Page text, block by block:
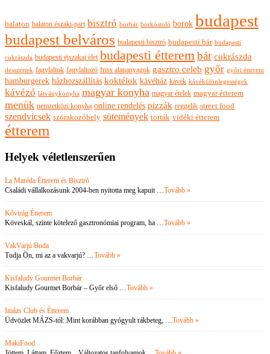
balaton balaton északi-part bisztró borbár borkóstoló borok budapest
budapest belváros budapesti bisztró budapesti bár budapesti
cukrászda budapesti éjszakai élet budapesti étterembár cukrászda
desszertek fagylaltok fagylaltozó friss alapanyagok gasztro celeb győr győri étterem
hamburgerek házhozszállítás koktélok kávéház kávék kávékülönlegességek
kávézó látványkonyha magyar konyha magyar ételek magyar étterem
menük nemzetközi konyha online rendelés pizzák reggelik street food
szendvicsek szórakozóhely sütemények torták vidéki étterem
étterem
Helyek véletlenszerűen
La Maréda Étterem és Bisztró
Családi vállalkozásunk 2004-ben nyitotta meg kapuit …Tovább »
Kővirág Étterem
Köveskál, szinte kötelező gasztronómiai program, ha …Tovább »
VakVarjú Buda
Tudja Ön, mi az a vakvarjú? …Tovább »
Kisfaludy Gourmet Borbár
Kisfaludy Gourmet Borbár – Győr első …Tovább »
Imázs Club és Étterem
Üdvözlet MÁZS-tól: Mint korábban gyógyult rákbeteg, …Tovább »
MakiFood